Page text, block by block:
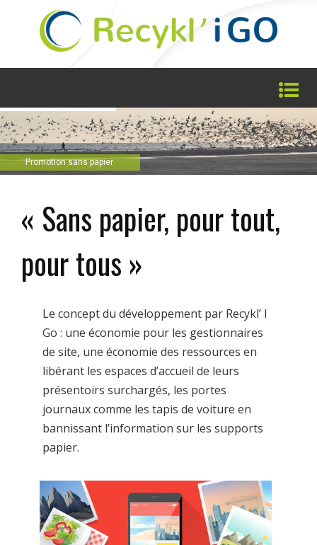
Promotion sans papier
« Sans papier, pour tout,
pour tous »
Le concept du développement par Recykl’ I
Go : une économie pour les gestionnaires
de site, une économie des ressources en
libérant les espaces d’accueil de leurs
présentoirs surchargés, les portes
journaux comme les tapis de voiture en
bannissant l’information sur les supports
papier.